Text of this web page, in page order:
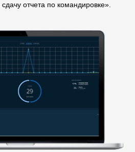
отчета по командировке».